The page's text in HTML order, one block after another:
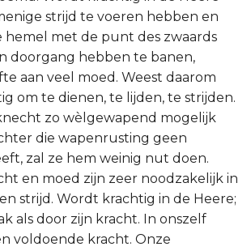
strijd te voeren hebben en
hemel met de punt des zwaards
doorgang hebben te banen,
aan veel moed. Weest daarom
om te dienen, te lijden, te strijden.
zo wèlgewapend mogelijk
die wapenrusting geen
zal ze hem weinig nut doen.
en moed zijn zeer noodzakelijk in
strijd. Wordt krachtig in de Heere;
als door zijn kracht. In onszelf
voldoende kracht. Onze